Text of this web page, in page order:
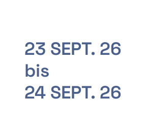
23 SEPT. 26
bis
24 SEPT. 26